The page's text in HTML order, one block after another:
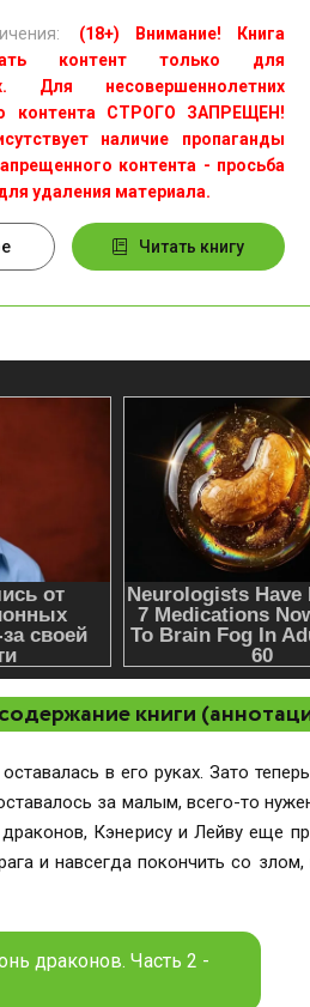
(18+) Внимание! Книга
контент только для
Для несовершеннолетних
контента СТРОГО ЗАПРЕЩЕН!
наличие пропаганды
контента - просьба
удаления материала.
Читать книгу
книги
в его руках. Зато
за малым, всего-то
Кэнерису и Лейву еще
и навсегда покончить со
драконов. Часть 2 -